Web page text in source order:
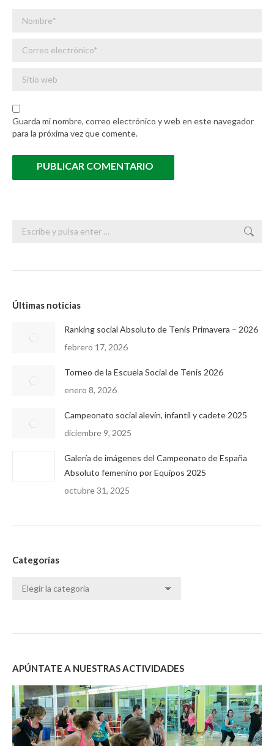
Guarda mi nombre, correo electrónico y web en este navegador
para la próxima vez que comente.
PUBLICAR COMENTARIO
Buscar:
Últimas noticias
Ranking social Absoluto de Tenis Primavera – 2026
febrero 17, 2026
Torneo de la Escuela Social de Tenis 2026
enero 8, 2026
Campeonato social alevín, infantil y cadete 2025
diciembre 9, 2025
Galería de imágenes del Campeonato de España
Absoluto femenino por Equipos 2025
octubre 31, 2025
Categorías
Categorías
APÚNTATE A NUESTRAS ACTIVIDADES